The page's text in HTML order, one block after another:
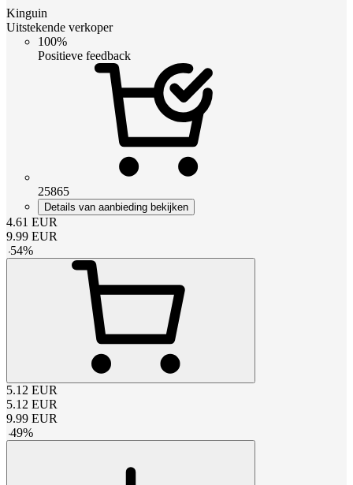
Kinguin
Uitstekende verkoper
100%
Positieve feedback
25865
Details van aanbieding bekijken
4.61 EUR
9.99 EUR
-54%
5.12 EUR
5.12 EUR
9.99 EUR
-49%